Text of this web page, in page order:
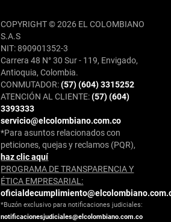
COPYRIGHT © 2026 EL COLOMBIANO
S.A.S
NIT: 890901352-3
Carrera 48 N° 30 Sur - 119, Envigado,
Antioquia, Colombia.
CONMUTADOR:(57) (604) 3315252
ATENCIÓN AL CLIENTE:(57) (604)
3393333
servicio@elcolombiano.com.co
*Para asuntos relacionados con
peticiones, quejas y reclamos (PQR),
haz clic aquí
PROGRAMA DE TRANSPARENCIA Y
ÉTICA EMPRESARIAL:
*Buzón exclusivo para notificaciones judiciales:
notificacionesjudiciales@elcolombiano.com.co